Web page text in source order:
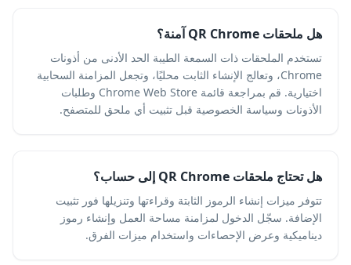
هل ملحقات QR Chrome آمنة؟
تستخدم الملحقات ذات السمعة الطيبة الحد الأدنى من أذونات
Chrome، وتعالج الإنشاء الثابت محليًا، وتجعل المزامنة السحابية
اختيارية. قم بمراجعة قائمة Chrome Web Store وطلبات
الأذونات وسياسة الخصوصية قبل تثبيت أي ملحق للمتصفح.
هل تحتاج ملحقات QR Chrome إلى حساب؟
تتوفر ميزات إنشاء الرموز الثابتة وقراءتها وتنزيلها فور تثبيت
الإضافة. سجّل الدخول لمزامنة مساحة العمل وإنشاء رموز
ديناميكية وعرض الإحصاءات واستخدام ميزات الفرق.